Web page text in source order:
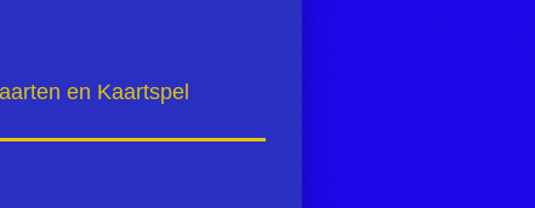
en Kaartspel